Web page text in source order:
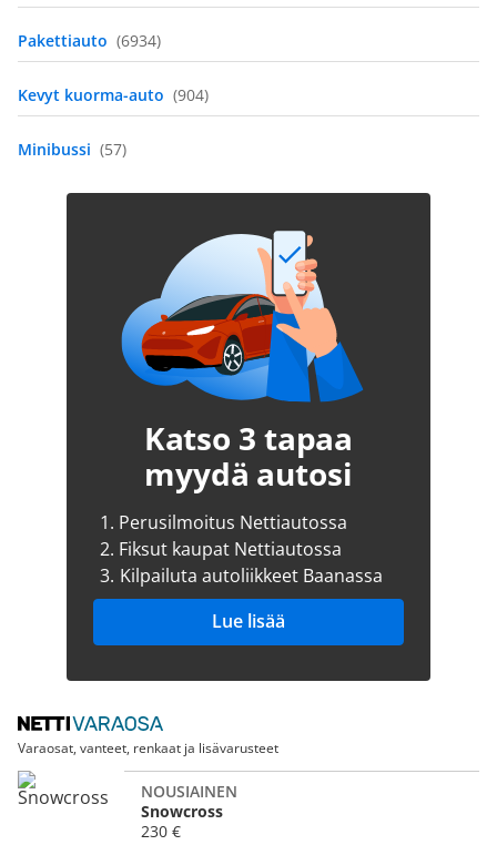
(6934)
(904)
(57)
Katso 3 tapaa
myydä autosi
1. Perusilmoitus Nettiautossa
2. Fiksut kaupat Nettiautossa
3. Kilpailuta autoliikkeet Baanassa
Lue lisää
Varaosat, vanteet, renkaat ja lisävarusteet
NOUSIAINEN
Snowcross
230 €